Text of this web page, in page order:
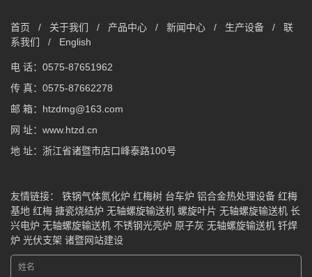
首页 / 关于我们 / 产品中心 / 新闻中心 / 生产设备 / 联
系我们
/ English
电 话：0575-87651962
传 真：0575-87662278
邮 箱：htzdmg@163.com
网 址：www.htzd.cn
地 址：浙江省诸暨市店口峰泰路100号
友情链接： 铁锅气体氮化炉 红梅树 台车炉 铝合金热处理设备 红梅
基地 红梅 搪瓷烧结炉 无轴螺旋输送机 螺旋叶片 无轴螺旋输送机 长
兴电炉 无轴螺旋输送机 不锈钢光亮炉 原子灰 无轴螺旋输送机 钎焊
炉 光伏支架 诸暨网站建设